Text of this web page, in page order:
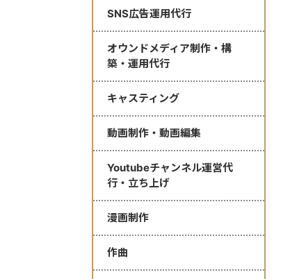
SNS広告運用代行
オウンドメディア制作・構
築・運用代行
キャスティング
動画制作・動画編集
Youtubeチャンネル運営代
行・立ち上げ
漫画制作
作曲